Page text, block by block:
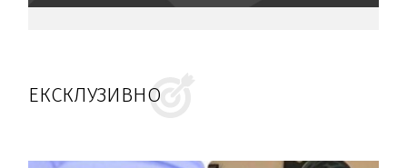
ЕКСКЛУЗИВНО